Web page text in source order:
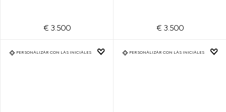
€ 3.500 € 3.500
PERSONALIZAR CON LAS INICIALES PERSONALIZAR CON LAS INICIALES